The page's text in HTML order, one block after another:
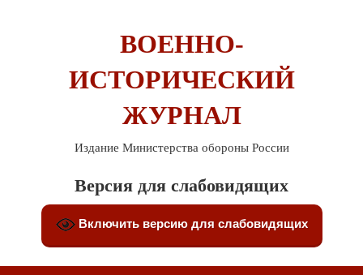
ВОЕННО-
ИСТОРИЧЕСКИЙ
ЖУРНАЛ
Издание Министерства обороны России
Версия для слабовидящих
Включить версию для слабовидящих